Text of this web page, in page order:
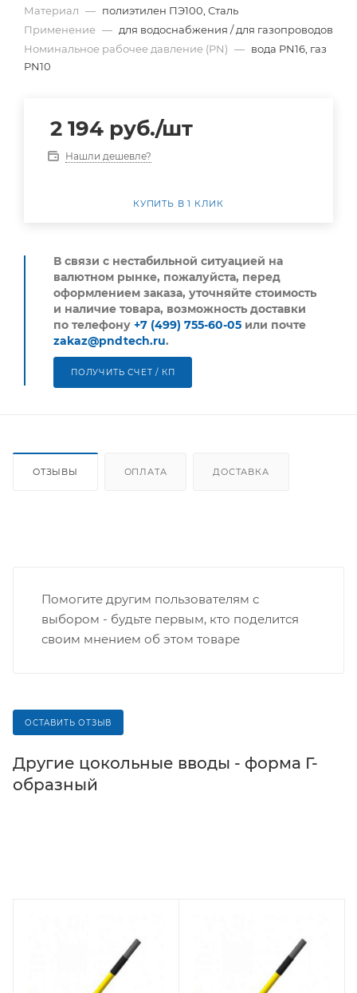
Материал — полиэтилен ПЭ100, Сталь
Применение — для водоснабжения / для газопроводов
Номинальное рабочее давление (PN) — вода PN16, газ
PN10
2 194 руб./шт
Нашли дешевле?
КУПИТЬ В 1 КЛИК
В связи с нестабильной ситуацией на
валютном рынке, пожалуйста, перед
оформлением заказа, уточняйте стоимость
и наличие товара, возможность доставки
по телефону +7 (499) 755-60-05 или почте
zakaz@pndtech.ru.
ПОЛУЧИТЬ СЧЕТ / КП
ОТЗЫВЫ ОПЛАТА ДОСТАВКА
Помогите другим пользователям с
выбором - будьте первым, кто поделится
своим мнением об этом товаре
ОСТАВИТЬ ОТЗЫВ
Другие цокольные вводы - форма Г-
образный